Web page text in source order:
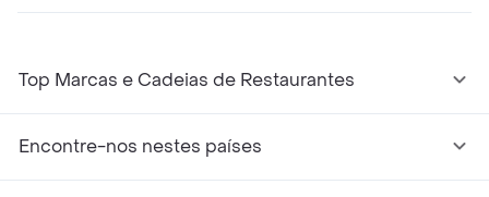
Top Marcas e Cadeias de Restaurantes
Encontre-nos nestes países